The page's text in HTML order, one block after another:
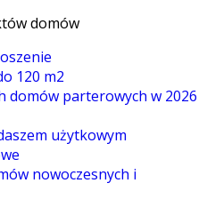
domów
120 m2
domów parterowych w 2026
użytkowym
nowoczesnych i